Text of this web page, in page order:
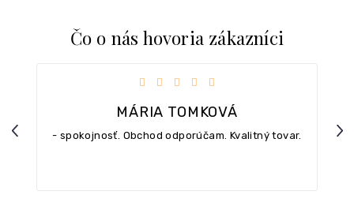
Čo o nás hovoria zákazníci
Previous
MÁRIA TOMKOVÁ
Hodnotenie obchodu je 5 z 5 hviezdičiek.
- spokojnosť. Obchod odporúčam. Kvalitný tovar.